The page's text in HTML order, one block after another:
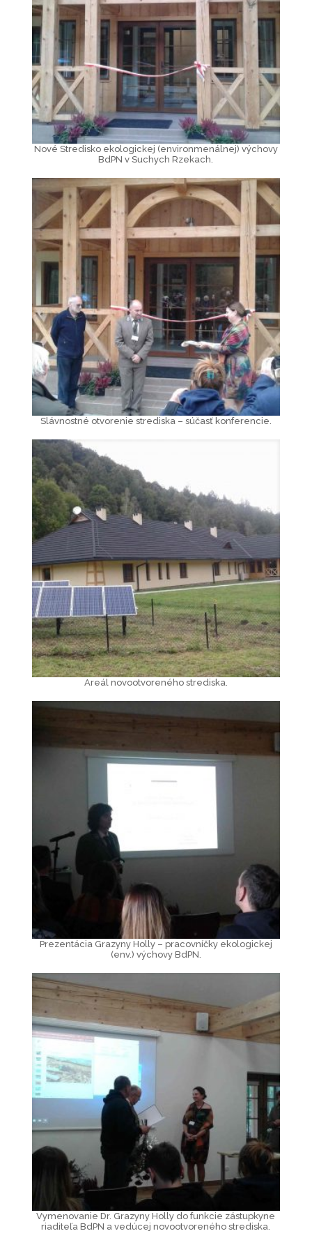
Nové Stredisko ekologickej (environmenálnej) výchovy
BdPN v Suchych Rzekach.
Slávnostné otvorenie strediska – súčasť konferencie.
Areál novootvoreného strediska.
Prezentácia Grazyny Holly – pracovníčky ekologickej
(env.) výchovy BdPN.
Vymenovanie Dr. Grazyny Holly do funkcie zástupkyne
riaditeľa BdPN a vedúcej novootvoreného strediska.